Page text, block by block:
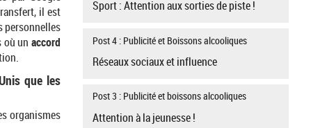
il est
personnelles
où unaccord
que les
organismes
Sport : Attention aux sorties de piste !
Post 4 : Publicité et Boissons alcooliques
Réseaux sociaux et influence
Post 3 : Publicité et boissons alcooliques
Attention à la jeunesse !